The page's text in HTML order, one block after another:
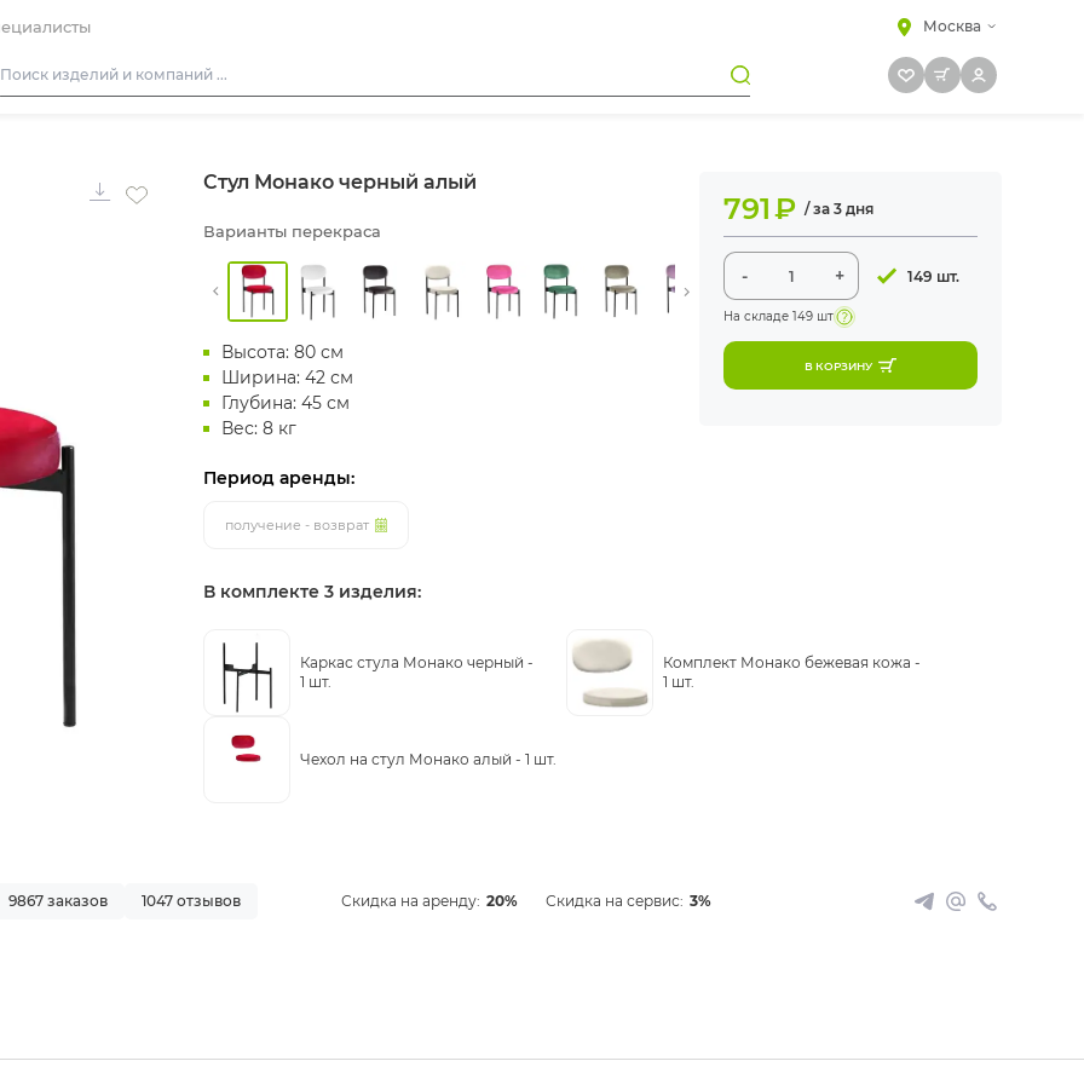
Москва
Подушки для стульев
Фуршетная мебель
Барная мебель
Стул Монако черный алый
Варианты перекраса
Высота: 80 см
Ширина: 42 см
Глубина: 45 см
Вес: 8 кг
Период аренды:
получение - возврат
791₽ / за 3 дня
- + 149 шт.
На складе 149 шт
В КОРЗИНУ
В комплекте 3 изделия:
Каркас стула Монако черный -
1 шт.
Комплект Монако бежевая кожа -
1 шт.
Чехол на стул Монако алый - 1 шт.
9867 заказов 1047 отзывов Скидка на аренду: 20% Скидка на сервис: 3%